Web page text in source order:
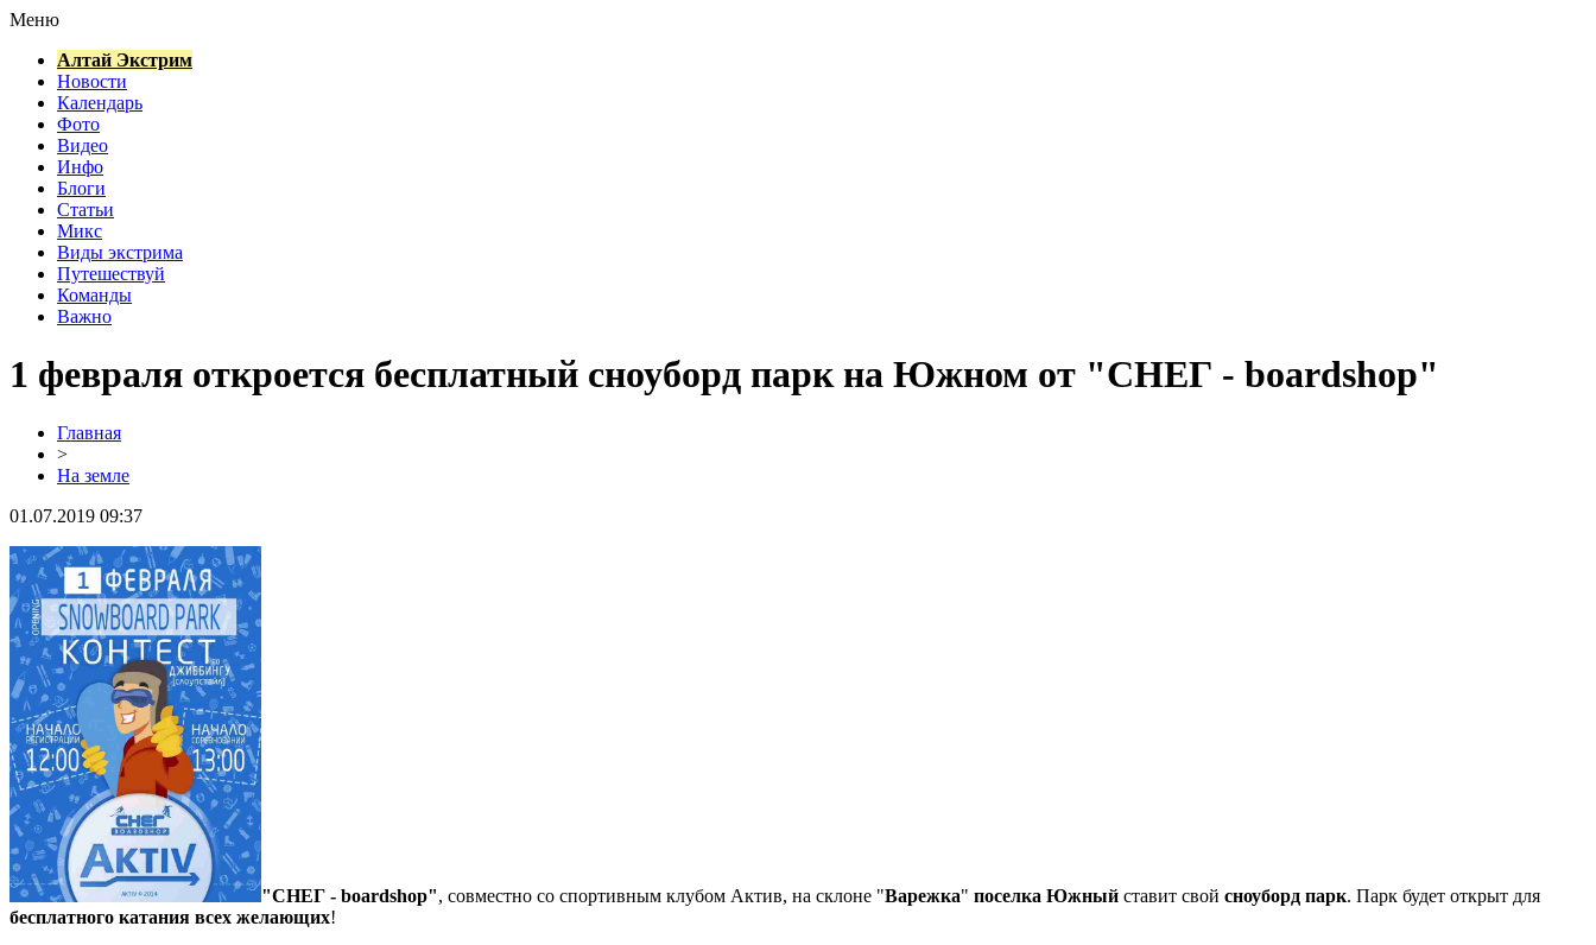
Меню
Алтай Экстрим
Новости
Календарь
Фото
Видео
Инфо
Блоги
Статьи
Микс
Виды экстрима
Путешествуй
Команды
Важно
1 февраля откроется бесплатный сноуборд парк на Южном от "СНЕГ - boardshop"
Главная
>
На земле
01.07.2019 09:37
"СНЕГ - boardshop", совместно со спортивным клубом Актив, на склоне "Варежка" поселка Южный ставит свой сноуборд парк. Парк будет открыт для
бесплатного катания всех желающих!